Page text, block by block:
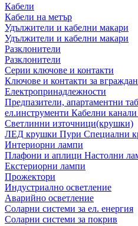
Кабели
Кабели на метър
Удължители и кабелни макари
Удължители и кабелни макари
Разклонители
Разклонители
Серии ключове и контакти
Ключове и контакти за
Електропринадлежности
Предпазители, апартаментни
ел.инструменти Кабелни канали
Светлинни източници(крушки)
ЛЕД крушки Пури Специални
Интериорни лампи
Плафони и аплици Настолни
Екстериорни лампи
Прожектори
Индустриално осветление
Аварийно осветление
Соларни системи за ел. енергия
Соларни системи за покрив